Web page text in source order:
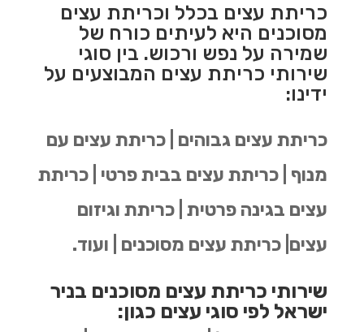
כריתת עצים בכלל וכריתת עצים
מסוכנים היא לעיתים כורח של
שמירה על נפש ורכוש. בין סוגי
שירותי כריתת עצים המבוצעים על
ידינו:
כריתת עצים גבוהים | כריתת עצים עם
מנוף | כריתת עצים בבית פרטי | כריתת
עצים בגינה פרטית | כריתת וגיזום
עצים| כריתת עצים מסוכנים | ועוד.
שירותי כריתת עצים מסוכנים בניר
ישראל לפי סוגי עצים כגון: